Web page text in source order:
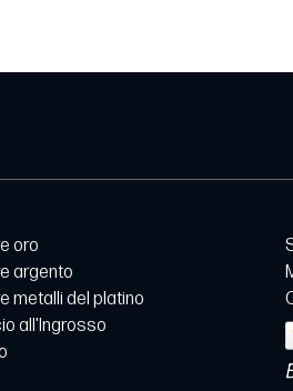
oro
argento
metalli del platino
all'Ingrosso